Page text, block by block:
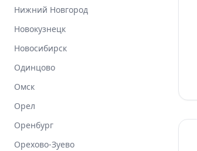
Нижний Новгород
Новокузнецк
Новосибирск
Одинцово
Омск
Орел
Оренбург
Орехово-Зуево